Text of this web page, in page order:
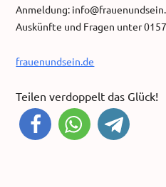
Anmeldung:
Auskünfte und Fragen unter
frauenundsein.de
Teilen verdoppelt das Glück!